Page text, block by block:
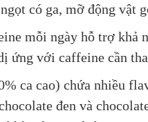
có ga, mỡ động vật
mỗi ngày hỗ trợ khả
ứng với caffeine cần
ca cao) chứa nhiều
đen và